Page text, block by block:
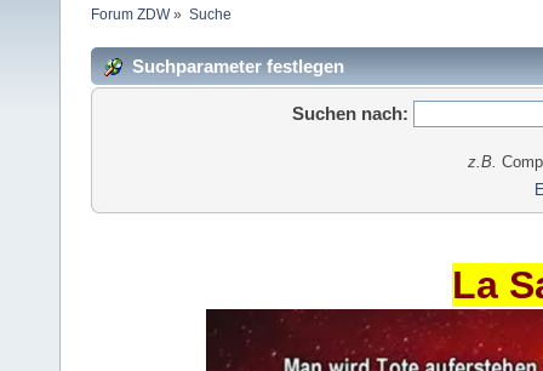
Forum ZDW» Suche
Suchparameter festlegen
Suchen nach:
z.B.
La